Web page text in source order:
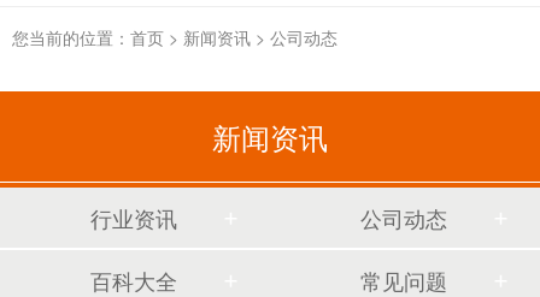
您当前的位置： 首页 > 新闻资讯 > 公司动态
新闻资讯
行业资讯
公司动态
百科大全
常见问题